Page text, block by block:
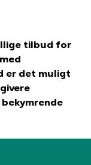
tilbud for
er det muligt